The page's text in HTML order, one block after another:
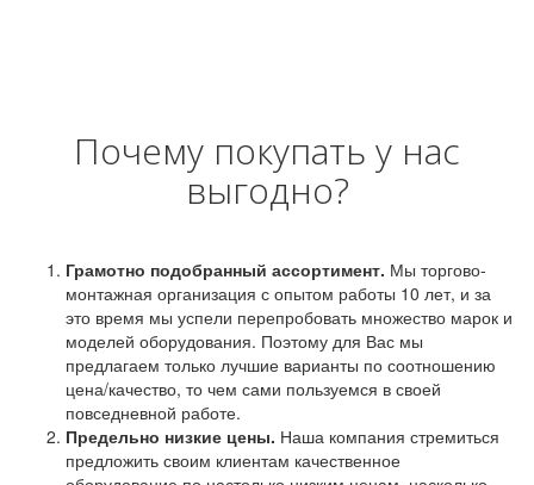
Почему покупать у нас
выгодно?
Грамотно подобранный ассортимент. Мы торгово-
монтажная организация с опытом работы 10 лет, и за
это время мы успели перепробовать множество марок и
моделей оборудования. Поэтому для Вас мы
предлагаем только лучшие варианты по соотношению
цена/качество, то чем сами пользуемся в своей
повседневной работе.
Предельно низкие цены. Наша компания стремиться
предложить своим клиентам качественное